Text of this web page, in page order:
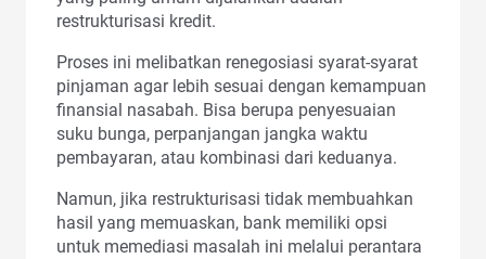
restrukturisasi kredit.
Proses ini melibatkan renegosiasi syarat-syarat
pinjaman agar lebih sesuai dengan kemampuan
finansial nasabah. Bisa berupa penyesuaian
suku bunga, perpanjangan jangka waktu
pembayaran, atau kombinasi dari keduanya.
Namun, jika restrukturisasi tidak membuahkan
hasil yang memuaskan, bank memiliki opsi
untuk memediasi masalah ini melalui perantara